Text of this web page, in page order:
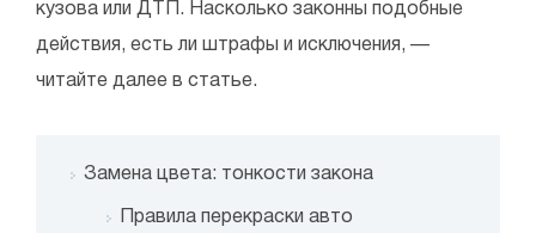
кузова или ДТП. Насколько законны подобные
действия, есть ли штрафы и исключения, —
читайте далее в статье.
Замена цвета: тонкости закона
Правила перекраски авто